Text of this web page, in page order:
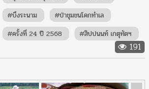
#บึงระนาม
#ป่าชุมชนโคกทำเล
#ครั้งที่ 24 ปี 2568
#สิปปนนท์ เกตุทัตฯ
191